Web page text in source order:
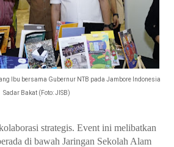
Ibu bersama Gubernur NTB pada Jambore Indonesia
Sadar Bakat (Foto: JISB)
strategis. Event ini melibatkan
di bawah Jaringan Sekolah Alam